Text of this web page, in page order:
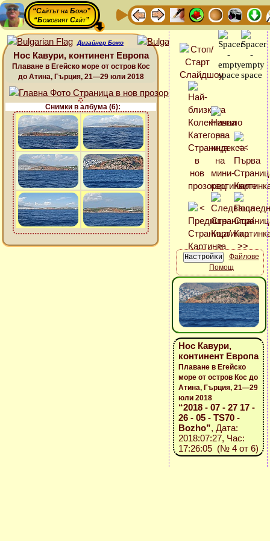
“Сайтът на Божо”
“Божовият Сайт”
Дизайнер Божо
Нос Кавури, континент Европа
Плаване в Егейско море от остров Кос
до Атина, Гърция, 21—29 юли 2018
Снимки в албума (6):
Файлове
Помощ
Нос Кавури,
континент Европа
Плаване в Егейско
море от остров Кос до
Атина, Гърция, 21—29
юли 2018
“2018 - 07 - 27 17 -
26 - 05 - TS70 -
Bozho”, Дата:
2018:07:27, Час:
17:26:05 (№ 4 от 6)